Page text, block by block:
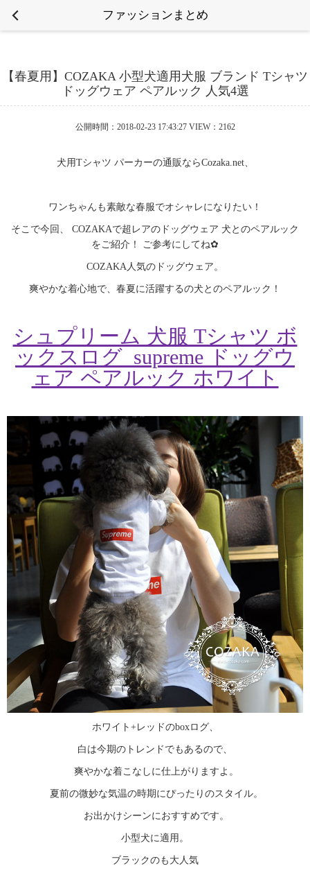
ファッションまとめ
【春夏用】COZAKA 小型犬適用犬服 ブランド Tシャツ
ドッグウェア ペアルック 人気4選
公開時間：2018-02-23 17:43:27 VIEW：2162
犬用Tシャツ パーカーの通販ならCozaka.net、
ワンちゃんも素敵な春服でオシャレになりたい！
そこで今回、 COZAKAで超レアのドッグウェア 犬とのペアルック
をご紹介！ ご参考にしてね✿
COZAKA人気のドッグウェア。
爽やかな着心地で、春夏に活躍するの犬とのペアルック！
シュプリーム 犬服 Tシャツ ボ
ックスログ supreme ドッグウ
ェア ペアルック ホワイト
ホワイト+レッドのboxログ、
白は今期のトレンドでもあるので、
爽やかな着こなしに仕上がりますよ。
夏前の微妙な気温の時期にぴったりのスタイル。
お出かけシーンにおすすめです。
小型犬に適用。
ブラックのも大人気